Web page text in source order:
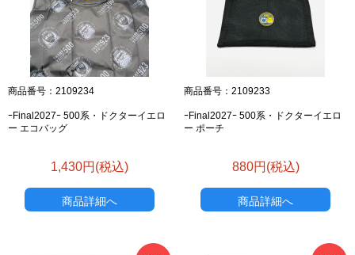
商品番号：2109234
ｰFinal2027ｰ 500系・ドクターイエロ
ー エコバッグ
1,430円(税込)
商品詳細へ
商品番号：2109233
ｰFinal2027ｰ 500系・ドクターイエロ
ー ポーチ
880円(税込)
商品詳細へ